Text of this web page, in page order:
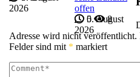
2026
offen
5. August
2026
0 8
Adresse wird nicht veröffentlicht.
Felder sind mit * markiert